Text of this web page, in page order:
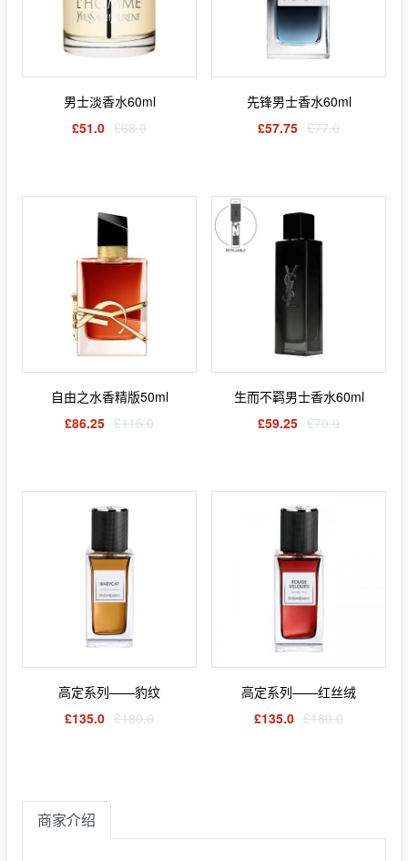
男士淡香水60ml
£51.0 £68.0
先锋男士香水60ml
£57.75 £77.0
自由之水香精版50ml
£86.25 £115.0
生而不羁男士香水60ml
£59.25 £79.0
高定系列——豹纹
£135.0 £180.0
高定系列——红丝绒
£135.0 £180.0
商家介绍